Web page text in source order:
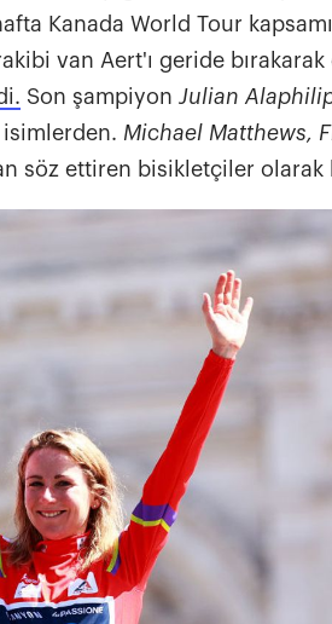
Kanada World Tour
van Aert'ı geride bırakarak
Son şampiyon Julian
isimlerden. Michael Matthews,
söz ettiren bisikletçiler olarak